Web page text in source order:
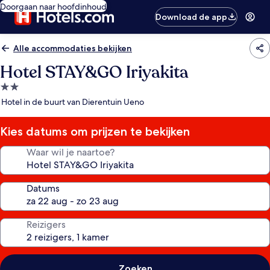
Doorgaan naar hoofdinhoud
Download de app
Alle accommodaties bekijken
Hotel STAY&GO Iriyakita
2.0-
sterrenaccommodatie
Hotel in de buurt van Dierentuin Ueno
Kies datums om prijzen te bekijken
Waar wil je naartoe?
Datums
Reizigers